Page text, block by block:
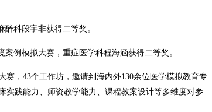
科段宇非获得二等奖。
例模拟大赛，重症医学科程海涵获得二等奖。
赛，43个工作坊，邀请到海内外130余位医学模拟教育专
实践能力、师资教学能力、课程教案设计等多维度对参